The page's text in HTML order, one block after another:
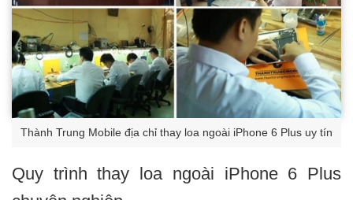
Thành Trung Mobile địa chỉ thay loa ngoài iPhone 6 Plus uy tín
Quy trình thay loa ngoài iPhone 6 Plus